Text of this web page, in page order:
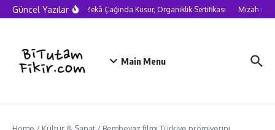
Skip to content
Güncel YazılarYapay Zekâ Çağında Kusur, Organiklik Sertifikası Mizah
Main Menu